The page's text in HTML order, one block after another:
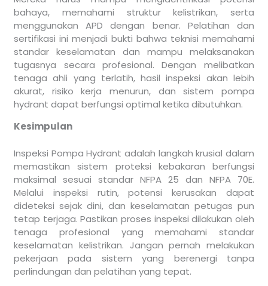
bahaya, memahami struktur kelistrikan, serta
menggunakan APD dengan benar. Pelatihan dan
sertifikasi ini menjadi bukti bahwa teknisi memahami
standar keselamatan dan mampu melaksanakan
tugasnya secara profesional. Dengan melibatkan
tenaga ahli yang terlatih, hasil inspeksi akan lebih
akurat, risiko kerja menurun, dan sistem pompa
hydrant dapat berfungsi optimal ketika dibutuhkan.
Kesimpulan
Inspeksi Pompa Hydrant adalah langkah krusial dalam
memastikan sistem proteksi kebakaran berfungsi
maksimal sesuai standar NFPA 25 dan NFPA 70E.
Melalui inspeksi rutin, potensi kerusakan dapat
dideteksi sejak dini, dan keselamatan petugas pun
tetap terjaga. Pastikan proses inspeksi dilakukan oleh
tenaga profesional yang memahami standar
keselamatan kelistrikan. Jangan pernah melakukan
pekerjaan pada sistem yang berenergi tanpa
perlindungan dan pelatihan yang tepat.